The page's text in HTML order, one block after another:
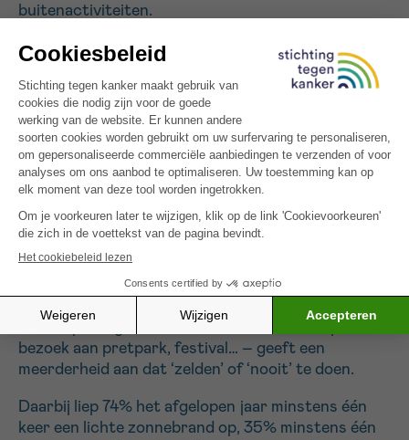
buitenactiviteiten.
Zonnebrand blijft dagelijkse realiteit
bij jongeren
Uit nieuw onderzoek van Stichting tegen Kanker bij
Belgische 12- tot 18-jarigen (Indiville, 2024) blijkt
dat jongeren zich niet automatisch beschermen
tegen de zon. Jongeren werd gevraagd in welke
mate ze bepaalde activiteiten ondernamen en,
indien van toepassing, hoe vaak ze daarbij hun huid
tegen de zon beschermden. Slechts bij twee
activiteiten gaf meer dan de helft aan hun huid
‘altijd’ of ‘meestal’ te beschermen: tijdens
zonvakanties (69%) en strandvakanties (64%).
Maar tijdens gewone buitenactiviteiten – sporten,
bezoek aan pretpark, festival… – geeft een
meerderheid aan dat ‘zelden’ of ‘nooit’ te doen.
Daarbij liep 74% het afgelopen jaar minstens één
keer een lichte zonnebrand op, 35% minstens één